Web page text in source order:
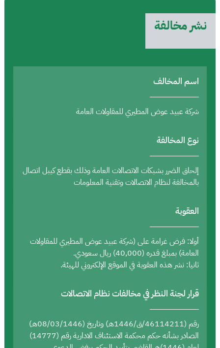
نشر مخالفة
اسم المخالف
شركة عبيد عوض المطيري للمقاولات العامة
نوع المخالفة
إلحاق الضرر بشبكات الاتصالات العامة وذلك بقطع كيبل اتصال
بالمخالفة لنظام الاتصالات وتقنية المعلومات
العقوبة
أولا: فرض غرامة على (شركة عبيد عوض المطيري للمقاولات
العامة) بمبلغ قدره (40,000) ريال سعودي.
ثانيا: نشر هذه العقوبة في الموقع الإلكتروني للهيئة.
قرار لجنة النظر في مخالفات نظام الاتصالات
رقم (46114211/ق/1446هـ) وتاريخ (08/03/1446هـ)
الصادر بشأنه حكم محكمة الاستئناف الادارية رقم (14777)